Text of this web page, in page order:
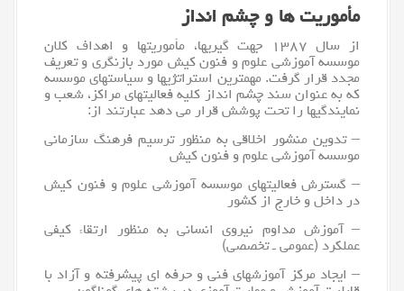
مأموریت ها و چشم انداز
از سال ۱۳۸۷ جهت گیریها، مأموریتها و اهداف کلان
موسسه آموزشی علوم و فنون کیش مورد بازنگری و تعریف
مجدد قرار گرفت. مهمترین استراتژیها و سیاستهای موسسه
که به عنوان سند چشم انداز کلیه فعالیتهای مراکز، شعب و
نمایندگیها را تحت پوشش قرار می دهد عبارتند از:
– تدوین منشور اخلاقی به منظور ترسیم فرهنگ سازمانی
موسسه آموزشی علوم و فنون کیش
– گسترش فعالیتهای موسسه آموزشی علوم و فنون کیش
در داخل و خارج از کشور
– آموزش مداوم نیروی انسانی به منظور ارتقاء کیفی
عملکرد (عمومی ـ تخصصی)
– ایجاد مرکز آموزشهای فنی و حرفه ای پیشرفته و آزاد با